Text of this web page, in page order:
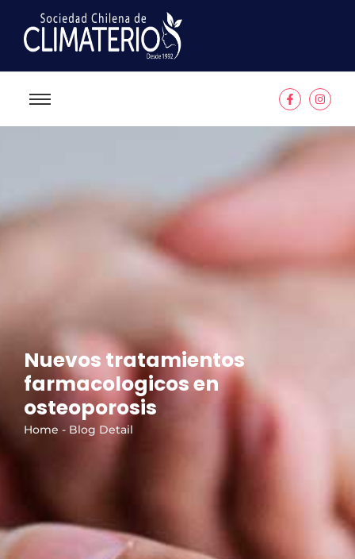
Nuevos tratamientos
farmacologicos en
osteoporosis
Home - Blog Detail